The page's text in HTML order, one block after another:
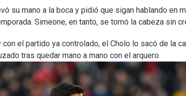
su mano a la boca y pidió que sigan hablando
Simeone, en tanto, se tomó la cabeza sin
el partido ya controlado, el Cholo lo sacó de la
tras quedar mano a mano con el arquero.